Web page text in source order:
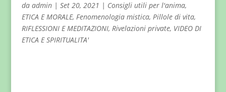
da admin| Set 20, 2021 | Consigli utili per l'anima,
ETICA E MORALE, Fenomenologia mistica, Pillole di vita,
RIFLESSIONI E MEDITAZIONI, Rivelazioni private, VIDEO DI
ETICA E SPIRITUALITA'